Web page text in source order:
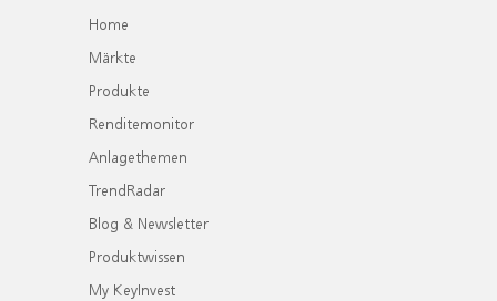
Home
Märkte
Produkte
Renditemonitor
Anlagethemen
TrendRadar
Blog & Newsletter
Produktwissen
My KeyInvest